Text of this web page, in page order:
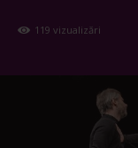
119 vizualizări